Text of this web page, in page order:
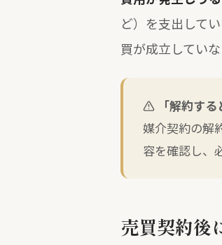
ど）を支出して
買が成立していな
「解約す
媒介契約の解
容を確認し、
売買契約後